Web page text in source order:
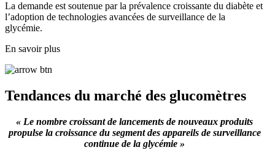
La demande est soutenue par la prévalence croissante du diabète et
l’adoption de technologies avancées de surveillance de la
glycémie.
En savoir plus
Tendances du marché des glucomètres
« Le nombre croissant de lancements de nouveaux produits
propulse la croissance du segment des appareils de surveillance
continue de la glycémie »